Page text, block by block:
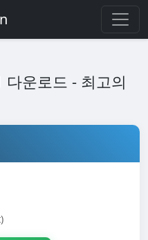
다운로드 - 최고의